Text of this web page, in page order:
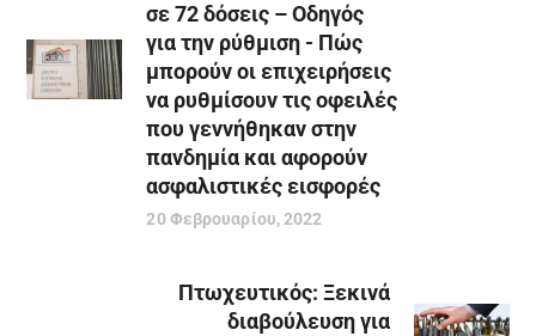
σε 72 δόσεις – Οδηγός
για την ρύθμιση - Πώς
μπορούν οι επιχειρήσεις
να ρυθμίσουν τις οφειλές
που γεννήθηκαν στην
πανδημία και αφορούν
ασφαλιστικές εισφορές
20 Φεβρουαρίου, 2022
Πτωχευτικός: Ξεκινά
διαβούλευση για